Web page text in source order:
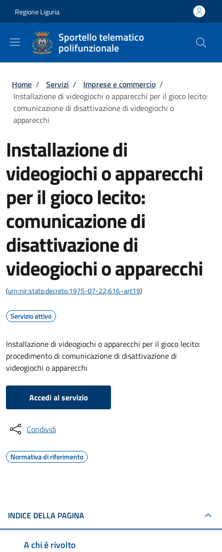
Regione Liguria
Sportello telematico
polifunzionale
Briciole di pane
Home / Servizi / Imprese e commercio /
Installazione di videogiochi o apparecchi per il gioco lecito:
comunicazione di disattivazione di videogiochi o
apparecchi
Installazione di
videogiochi o apparecchi
per il gioco lecito:
comunicazione di
disattivazione di
videogiochi o apparecchi
(urn:nir:stato:decreto:1975-07-22;616~art19)
Servizio attivo
Installazione di videogiochi o apparecchi per il gioco lecito:
procedimento di comunicazione di disattivazione di
videogiochi o apparecchi
Accedi al servizio
Condividi
Normativa di riferimento
INDICE DELLA PAGINA
A chi è rivolto